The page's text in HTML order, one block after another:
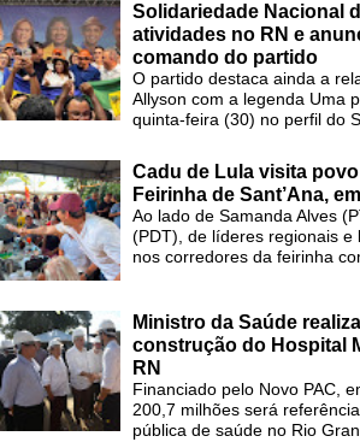
Solidariedade Nacional
atividades no RN e
comando do partido
O partido destaca ainda a
Allyson com a legenda Uma
quinta-feira (30) no perfil do
Cadu de Lula visita
Feirinha de Sant’Ana,
Ao lado de Samanda Alves
(PDT), de líderes regionais e
nos corredores da feirinha
Ministro da Saúde
construção do Hospital
RN
Financiado pelo Novo PAC,
200,7 milhões será
pública de saúde no Rio